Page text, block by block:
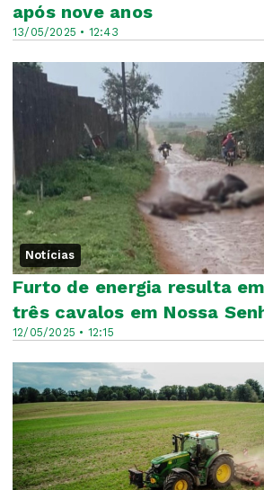
13/05/2025 • 12:43
após nove anos
Notícias
12/05/2025 • 12:15
Furto de energia resulta
três cavalos em Nossa